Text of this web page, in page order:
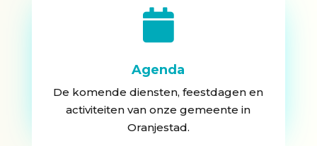

Agenda
De komende diensten, feestdagen en
activiteiten van onze gemeente in
Oranjestad.